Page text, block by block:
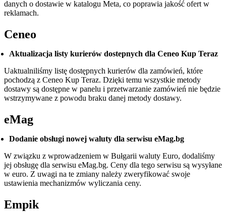
danych o dostawie w katalogu Meta, co poprawia jakość ofert w
reklamach.
Ceneo
Aktualizacja listy kurierów dostepnych dla Ceneo Kup Teraz
Uaktualniliśmy listę dostępnych kurierów dla zamówień, które
pochodzą z Ceneo Kup Teraz. Dzięki temu wszystkie metody
dostawy są dostępne w panelu i przetwarzanie zamówień nie będzie
wstrzymywane z powodu braku danej metody dostawy.
eMag
Dodanie obsługi nowej waluty dla serwisu eMag.bg
W związku z wprowadzeniem w Bułgarii waluty Euro, dodaliśmy
jej obsługę dla serwisu eMag.bg. Ceny dla tego serwisu są wysyłane
w euro. Z uwagi na te zmiany należy zweryfikować swoje
ustawienia mechanizmów wyliczania ceny.
Empik